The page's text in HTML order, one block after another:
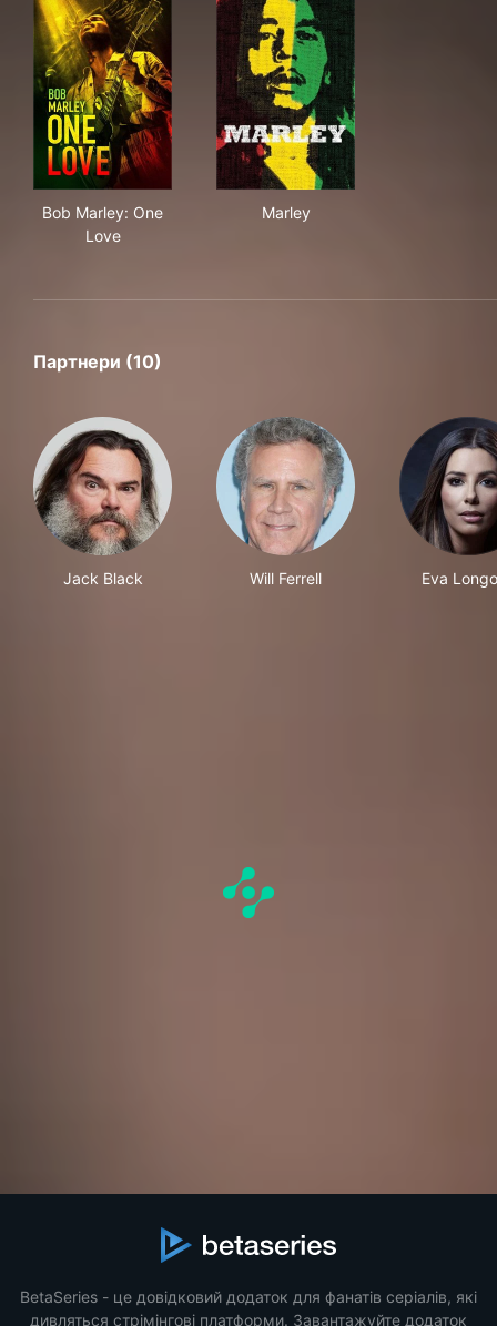
Bob Marley: One
Love
Marley
Партнери (10)
Jack Black Will Ferrell Eva
BetaSeries - це довідковий додаток для фанатів серіалів, які
дивляться стрімінгові платформи. Завантажуйте додаток